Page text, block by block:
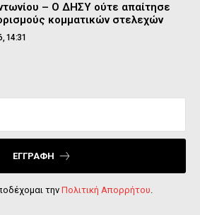
– Ο ΔΗΣΥ ούτε απαίτησε
κομματικών στελεχών
14:31
ΕΓΓΡΑΦΉ
την Πολιτική Απορρήτου.